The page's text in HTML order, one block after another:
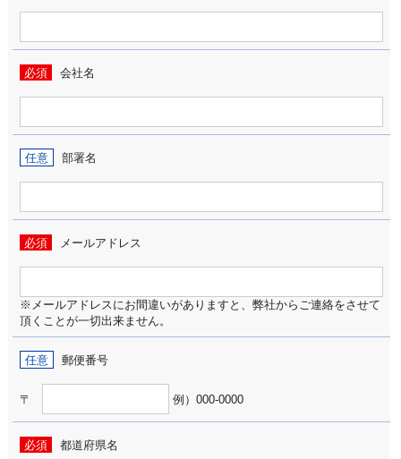
必須 会社名
任意 部署名
必須 メールアドレス
※メールアドレスにお間違いがありますと、弊社からご連絡をさせて
頂くことが一切出来ません。
任意 郵便番号
〒 例）000-0000
必須 都道府県名